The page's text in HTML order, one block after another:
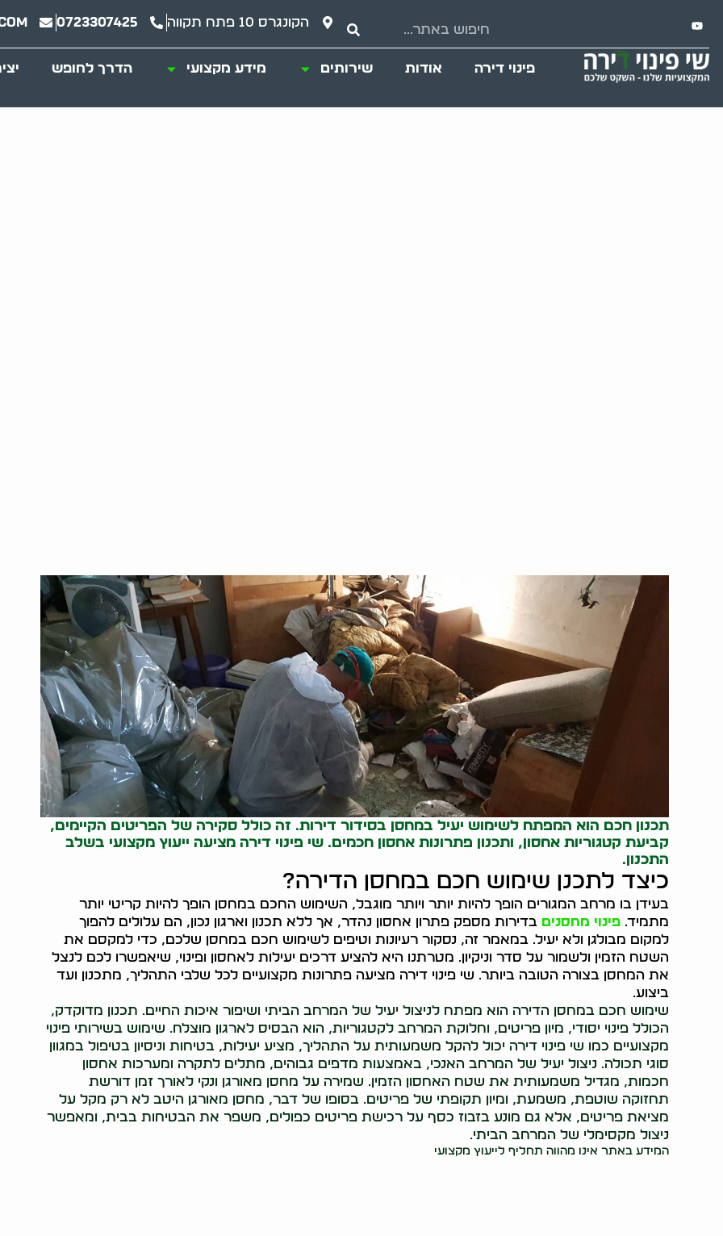
הקונגרס 10 פתח תקווה 0723307425
פינוי דירה אודות שירותים מידע מקצועי הדרך לחופש
תכנון חכם הוא המפתח לשימוש יעיל במחסן בסידור דירות. זה כולל סקירה של הפריטים הקיימים,
קביעת קטגוריות אחסון, ותכנון פתרונות אחסון חכמים. שי פינוי דירה מציעה ייעוץ מקצועי בשלב
התכנון.
כיצד לתכנן שימוש חכם במחסן הדירה?
בעידן בו מרחב המגורים הופך להיות יותר ויותר מוגבל, השימוש החכם במחסן הופך להיות קריטי יותר
מתמיד.פינוי מחסנים בדירות מספק פתרון אחסון נהדר, אך ללא תכנון וארגון נכון, הם עלולים להפוך
למקום מבולגן ולא יעיל. במאמר זה, נסקור רעיונות וטיפים לשימוש חכם במחסן שלכם, כדי למקסם את
השטח הזמין ולשמור על סדר וניקיון. מטרתנו היא להציע דרכים יעילות לאחסון ופינוי, שיאפשרו לכם לנצל
את המחסן בצורה הטובה ביותר. שי פינוי דירה מציעה פתרונות מקצועיים לכל שלבי התהליך, מתכנון ועד
ביצוע.
שימוש חכם במחסן הדירה הוא מפתח לניצול יעיל של המרחב הביתי ושיפור איכות החיים. תכנון מדוקדק,
הכולל פינוי יסודי, מיון פריטים, וחלוקת המרחב לקטגוריות, הוא הבסיס לארגון מוצלח. שימוש בשירותי פינוי
מקצועיים כמו שי פינוי דירה יכול להקל משמעותית על התהליך, מציע יעילות, בטיחות וניסיון בטיפול במגוון
סוגי תכולה. ניצול יעיל של המרחב האנכי, באמצעות מדפים גבוהים, מתלים לתקרה ומערכות אחסון
חכמות, מגדיל משמעותית את שטח האחסון הזמין. שמירה על מחסן מאורגן ונקי לאורך זמן דורשת
תחזוקה שוטפת, משמעת, ומיון תקופתי של פריטים. בסופו של דבר, מחסן מאורגן היטב לא רק מקל על
מציאת פריטים, אלא גם מונע בזבוז כסף על רכישת פריטים כפולים, משפר את הבטיחות בבית, ומאפשר
ניצול מקסימלי של המרחב הביתי.
המידע באתר אינו מהווה תחליף לייעוץ מקצועי